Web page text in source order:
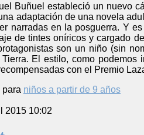
Buñuel estableció un nuevo
adaptación de una novela
narradas en la posguerra. Y
de tintes oníricos y cargado
son un niño (sin
El estilo, como podemos
con el Premio
para niños a partir de 9 años
2015 10:02